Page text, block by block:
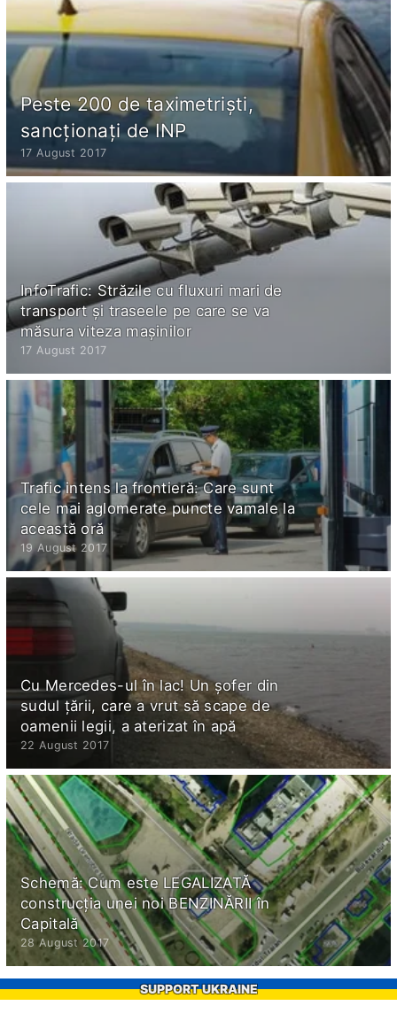
Peste 200 de taximetriști,
sancționați de INP
17 August 2017
InfoTrafic: Străzile cu fluxuri mari de
transport şi traseele pe care se va
măsura viteza maşinilor
17 August 2017
Trafic intens la frontieră: Care sunt
cele mai aglomerate puncte vamale la
această oră
19 August 2017
Cu Mercedes-ul în lac! Un şofer din
sudul ţării, care a vrut să scape de
oamenii legii, a aterizat în apă
22 August 2017
Schemă: Cum este LEGALIZATĂ
construcţia unei noi BENZINĂRII în
Capitală
28 August 2017
SUPPORT UKRAINE